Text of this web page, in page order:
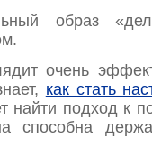
образ
очень
как стать
найти подход к
способна